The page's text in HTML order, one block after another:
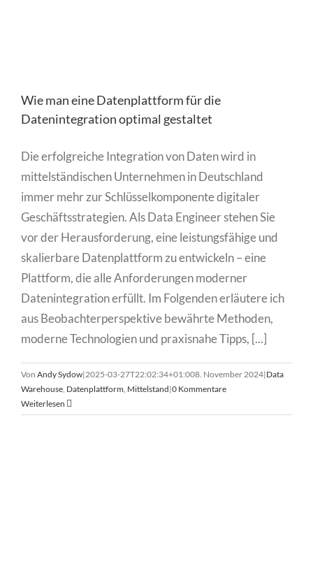
Wie man eine Datenplattform für die
Datenintegration optimal gestaltet
Die erfolgreiche Integration von Daten wird in
mittelständischen Unternehmen in Deutschland
immer mehr zur Schlüsselkomponente digitaler
Geschäftsstrategien. Als Data Engineer stehen Sie
vor der Herausforderung, eine leistungsfähige und
skalierbare Datenplattform zu entwickeln – eine
Plattform, die alle Anforderungen moderner
Datenintegration erfüllt. Im Folgenden erläutere ich
aus Beobachterperspektive bewährte Methoden,
moderne Technologien und praxisnahe Tipps, [...]
Von Andy Sydow|2025-03-27T22:02:34+01:008. November 2024|Data
Warehouse, Datenplattform, Mittelstand|0 Kommentare
Weiterlesen